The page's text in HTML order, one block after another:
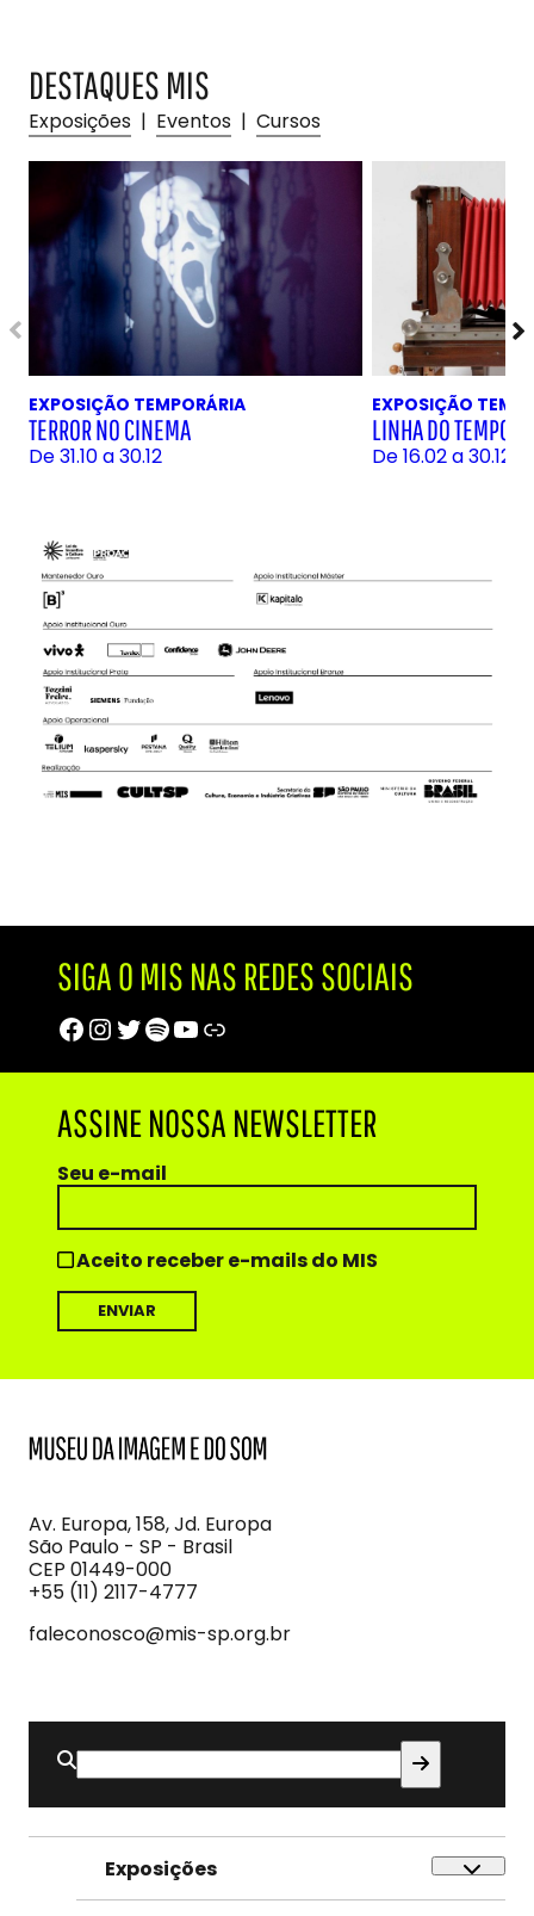
DESTAQUES MIS
Exposições | Eventos | Cursos
EXPOSIÇÃO TEMPORÁRIA
TERROR NO CINEMA
De 31.10 a 30.12
EXPOSIÇÃO
LINHA DO TEMPO
De 16.02 a 30.12
SIGA O MIS NAS REDES SOCIAIS
Facebook
Instagram
Twitter
Spotify
Youtube
Trip Advisor
ASSINE NOSSA NEWSLETTER
Seu e-mail
Aceito receber e-mails do MIS
Imagem
e
do
Som
Av. Europa, 158, Jd. Europa
São Paulo - SP - Brasil
CEP 01449-000
+55 (11) 2117-4777
faleconosco@mis-sp.org.br
Buscar
por:
Exposições